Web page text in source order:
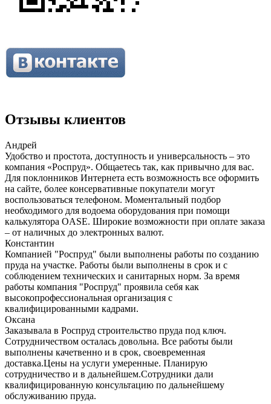
Отзывы клиентов
Андрей
Удобство и простота, доступность и универсальность – это
компания «Роспруд». Общаетесь так, как привычно для вас.
Для поклонников Интернета есть возможность все оформить
на сайте, более консервативные покупатели могут
воспользоваться телефоном. Моментальный подбор
необходимого для водоема оборудования при помощи
калькулятора OASE. Широкие возможности при оплате заказа
– от наличных до электронных валют.
Константин
Компанией "Роспруд" были выполнены работы по созданию
пруда на участке. Работы были выполнены в срок и с
соблюдением технических и санитарных норм. За время
работы компания "Роспруд" проявила себя как
высокопрофессиональная организация с
квалифицированными кадрами.
Оксана
Заказывала в Роспруд строительство пруда под ключ.
Сотрудничеством осталась довольна. Все работы были
выполнены качетвенно и в срок, своевременная
доставка.Цены на услуги умеренные. Планирую
сотрудничество и в дальнейшем.Сотрудники дали
квалифицированную консультацию по дальнейшему
обслуживанию пруда.